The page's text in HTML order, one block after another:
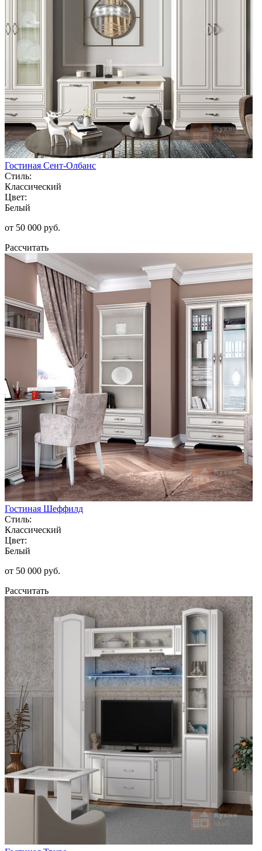
Гостиная Сент-Олбанс
Стиль:
Классический
Цвет:
Белый
от 50 000 руб.
Рассчитать
Гостиная Шеффилд
Стиль:
Классический
Цвет:
Белый
от 50 000 руб.
Рассчитать